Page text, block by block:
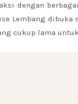
dengan
Lembang
cukup lama